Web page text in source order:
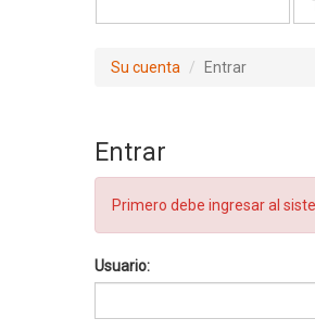
Su cuenta Entrar
Entrar
Primero debe ingresar al
Usuario: